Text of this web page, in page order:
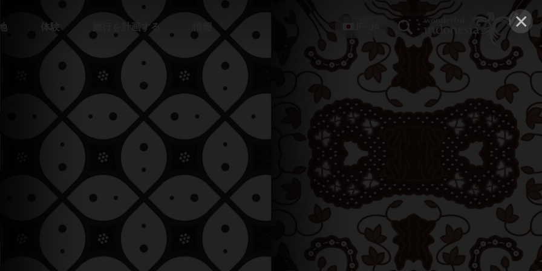
×
体験 旅行を計画する 情報